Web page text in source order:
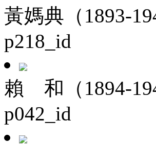
黃媽典（1893-
p218_id
賴 和（1894-
p042_id